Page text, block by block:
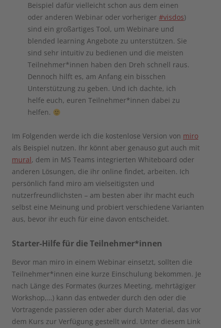
Beispiel dafür vielleicht schon aus dem einen
oder anderen Webinar oder vorheriger #visdos)
sind ein großartiges Tool, um Webinare und
blended learning Angebote zu unterstützen. Sie
sind sehr intuitiv zu bedienen und die meisten
Teilnehmer*innen haben den Dreh schnell raus.
Dennoch hilft es, am Anfang ein bisschen
Unterstützung zu geben. Und ich dachte, ich
helfe euch, euren Teilnehmer*innen dabei zu
helfen.
Im Folgenden werde ich die kostenlose Version von miro
als Beispiel nutzen. Ihr könnt aber genauso gut auch mit
mural, dem in MS Teams integrierten Whiteboard oder
anderen Lösungen, die ihr online findet, arbeiten. Ich
persönlich fand miro am vielseitigsten und
nutzerfreundlichsten – am besten aber ihr macht euch
selbst eine Meinung und probiert verschiedene Varianten
aus, bevor ihr euch für eine davon entscheidet.
Starter-Hilfe für die Teilnehmer*innen
Bevor man miro in einem Webinar einsetzt, sollten die
Teilnehmer*innen eine kurze Einschulung bekommen. Je
nach Länge des Formates (kurzes Meeting, mehrtägiger
Workshop,…) kann das entweder durch den oder die
Vortragende passieren oder aber durch Material, das vor
dem Kurs zur Verfügung gestellt wird. Unter diesem Link